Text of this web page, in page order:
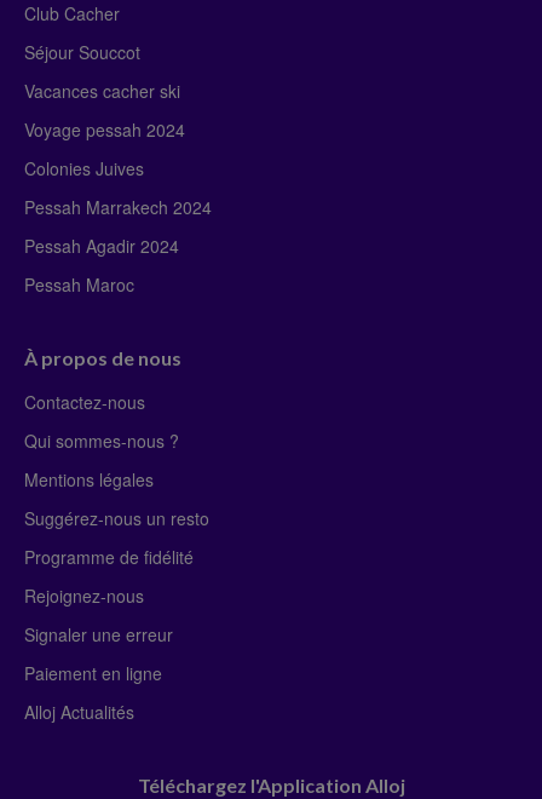
Club Cacher
Séjour Souccot
Vacances cacher ski
Voyage pessah 2024
Colonies Juives
Pessah Marrakech 2024
Pessah Agadir 2024
Pessah Maroc
À propos de nous
Contactez-nous
Qui sommes-nous ?
Mentions légales
Suggérez-nous un resto
Programme de fidélité
Rejoignez-nous
Signaler une erreur
Paiement en ligne
Alloj Actualités
Téléchargez l'Application Alloj